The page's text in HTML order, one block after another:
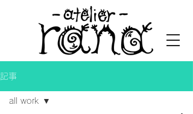
記事
all work